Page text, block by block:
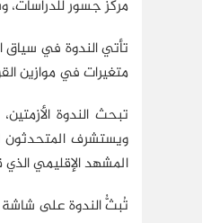
مركز جسور للدراسات،
تأتي الندوة في سياق
متغيرات في موازين
تبحث الندوة
ويستشرف المتحدثون
المشهد الإقليمي
تُبثُّ الندوة على شاشة